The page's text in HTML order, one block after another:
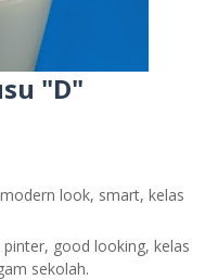
"D"
look, smart, kelas
good looking, kelas
sekolah.